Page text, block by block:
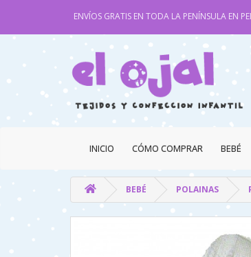
ENVÍOS GRATIS EN TODA LA PENÍNSULA EN
INICIO CÓMO COMPRAR BEBÉ
BEBÉ POLAINAS